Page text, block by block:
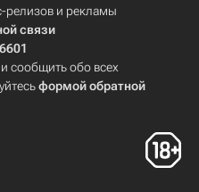
релизов и рекламы
связи
сообщить обо всех
формой обратной